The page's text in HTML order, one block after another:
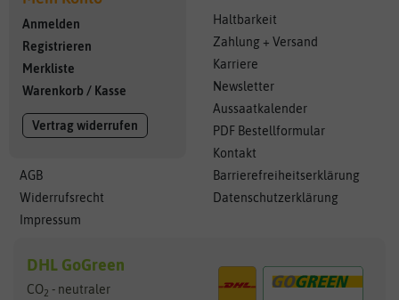
Anmelden
Registrieren
Merkliste
Warenkorb / Kasse
Vertrag widerrufen
AGB
Widerrufsrecht
Impressum
Haltbarkeit
Zahlung + Versand
Karriere
Newsletter
Aussaatkalender
PDF Bestellformular
Kontakt
Barrierefreiheitserklärung
Datenschutzerklärung
DHL GoGreen
CO2 - neutraler